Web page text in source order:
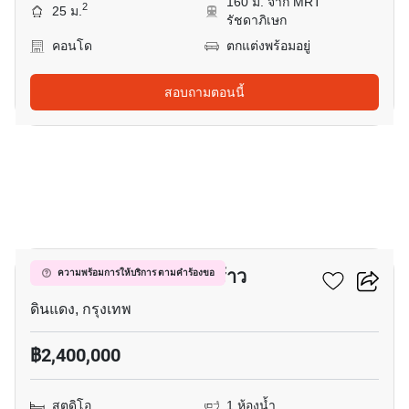
25 ม.2
รัชดาภิเษก
คอนโด
ตกแต่งพร้อมอยู่
สอบถามตอนนี้
ความพร้อมการให้บริการ ตามคำร้องขอ
คอนโด วัน รัชดา-ลาดพร้าว
ดินแดง, กรุงเทพ
฿2,400,000
สตูดิโอ 1 ห้องน้ำ